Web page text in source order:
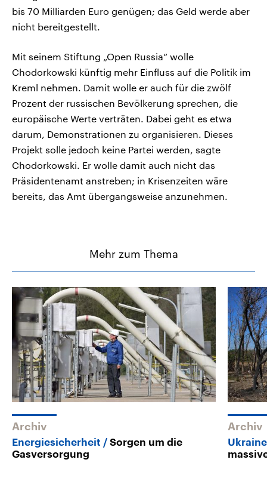
bis 70 Milliarden Euro genügen; das Geld werde aber
nicht bereitgestellt.
Mit seinem Stiftung „Open Russia“ wolle
Chodorkowski künftig mehr Einfluss auf die Politik im
Kreml nehmen. Damit wolle er auch für die zwölf
Prozent der russischen Bevölkerung sprechen, die
europäische Werte verträten. Dabei geht es etwa
darum, Demonstrationen zu organisieren. Dieses
Projekt solle jedoch keine Partei werden, sagte
Chodorkowski. Er wolle damit auch nicht das
Präsidentenamt anstreben; in Krisenzeiten wäre
bereits, das Amt übergangsweise anzunehmen.
Mehr zum Thema
Archiv
Energiesicherheit
Sorgen um die
Gasversorgung
Archiv